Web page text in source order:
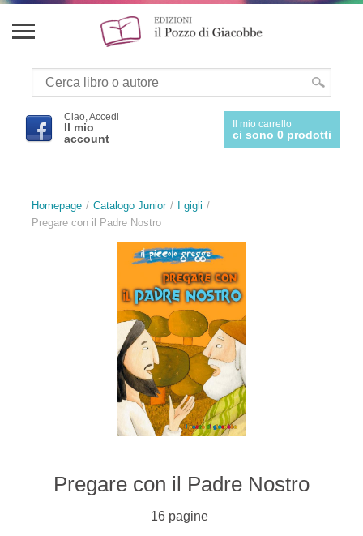
Ciao, Accedi
Il mio
account
Il mio carrello
ci sono 0 prodotti
Homepage Catalogo Junior
I gigli
Pregare con il Padre Nostro
Pregare con il Padre Nostro
16 pagine